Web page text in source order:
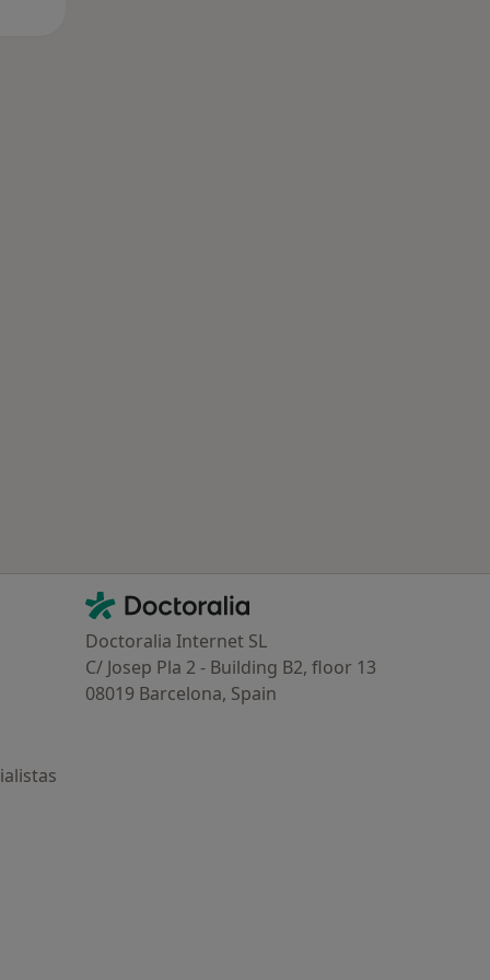
Contacto
Doctoralia - Página de inicio
Doctoralia Internet SL
C/ Josep Pla 2 - Building B2, floor 13
08019 Barcelona, Spain